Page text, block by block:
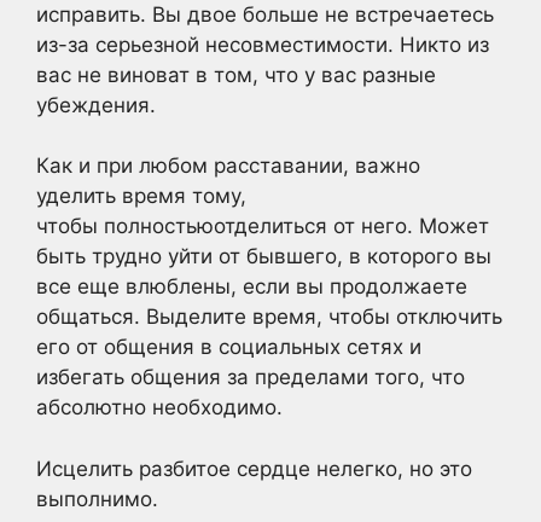
исправить. Вы двое больше не встречаетесь
из-за серьезной несовместимости. Никто из
вас не виноват в том, что у вас разные
убеждения.
Как и при любом расставании, важно
уделить время тому,
чтобы полностьюотделиться от него. Может
быть трудно уйти от бывшего, в которого вы
все еще влюблены, если вы продолжаете
общаться. Выделите время, чтобы отключить
его от общения в социальных сетях и
избегать общения за пределами того, что
абсолютно необходимо.
Исцелить разбитое сердце нелегко, но это
выполнимо.